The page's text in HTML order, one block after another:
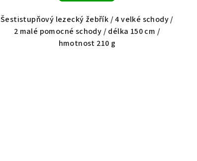
Šestistupňový lezecký žebřík / 4 velké schody /
2 malé pomocné schody / délka 150 cm /
hmotnost 210 g